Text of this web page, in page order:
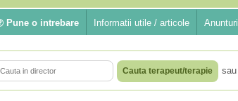
Pune o intrebare Informatii utile / articole Anunturi
Cauta terapeut/terapie sau